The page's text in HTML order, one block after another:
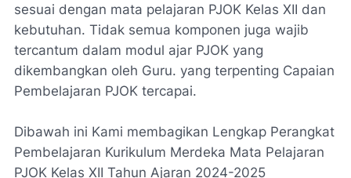
sesuai dengan mata pelajaran PJOK Kelas XII dan
kebutuhan. Tidak semua komponen juga wajib
tercantum dalam modul ajar PJOK yang
dikembangkan oleh Guru. yang terpenting Capaian
Pembelajaran PJOK tercapai.
Dibawah ini Kami membagikan Lengkap Perangkat
Pembelajaran Kurikulum Merdeka Mata Pelajaran
PJOK Kelas XII Tahun Ajaran 2024-2025